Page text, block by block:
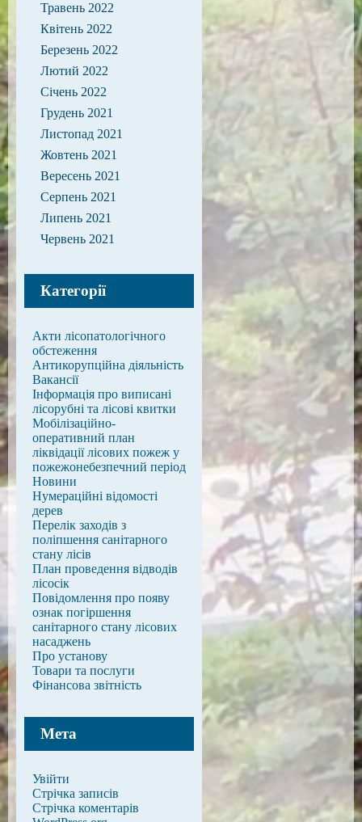
Травень 2022
Квітень 2022
Березень 2022
Лютий 2022
Січень 2022
Грудень 2021
Листопад 2021
Жовтень 2021
Вересень 2021
Серпень 2021
Липень 2021
Червень 2021
Категорії
Акти лісопатологічного
обстеження
Антикорупційна діяльність
Вакансії
Інформація про виписані
лісорубні та лісові квитки
Мобілізаційно-
оперативний план
ліквідації лісових пожеж у
пожежонебезпечний період
Новини
Нумераційні відомості
дерев
Перелік заходів з
поліпшення санітарного
стану лісів
План проведення відводів
лісосік
Повідомлення про появу
ознак погіршення
санітарного стану лісових
насаджень
Про установу
Товари та послуги
Фінансова звітність
Мета
Увійти
Стрічка записів
Стрічка коментарів